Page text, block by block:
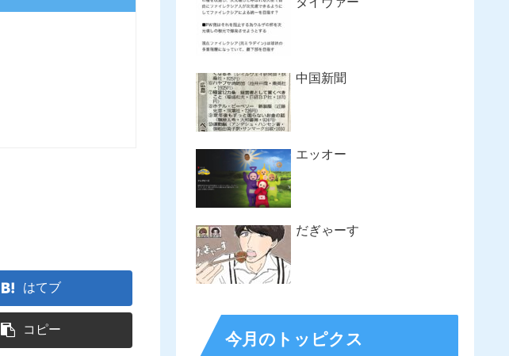
はてブ
コピー
中国新聞
エッオー
だぎゃーす
今月のトッピクス